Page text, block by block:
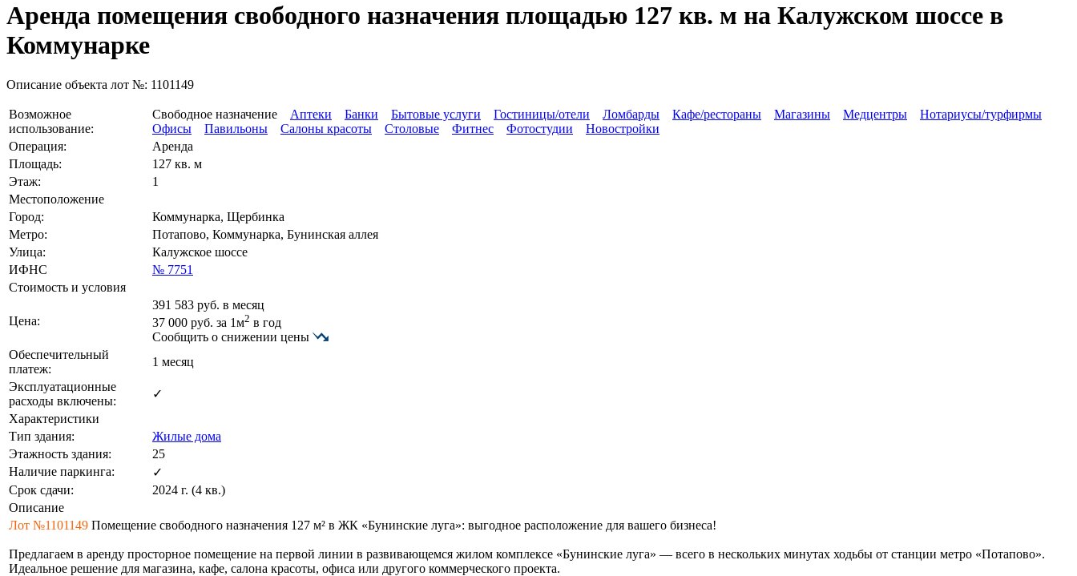
Аренда помещения свободного назначения площадью 127 кв. м на Калужском шоссе в
Коммунарке
Описание объекта лот №: 1101149
Возможное
использование:
Свободное назначение Аптеки Банки Бытовые услуги Гостиницы/отели Ломбарды Кафе/рестораны Магазины Медцентры
Нотариусы/турфирмы
Офисы
Павильоны Салоны красоты Столовые Фитнес Фотостудии
Новостройки
Операция:
Аренда
Площадь:
127 кв. м
Этаж:
1
Местоположение
Город:
Коммунарка, Щербинка
Метро:
Потапово, Коммунарка, Бунинская аллея
Улица:
Калужское шоссе
ИФНС
№ 7751
Стоимость и условия
Цена:
391 583 руб. в месяц
37 000 руб. за 1м2 в год
Сообщить о снижении цены
Обеспечительный
платеж:
1 месяц
Эксплуатационные
расходы включены:
✓
Характеристики
Тип здания:
Жилые дома
Этажность здания:
25
Наличие паркинга:
✓
Срок сдачи:
2024 г. (4 кв.)
Описание
Лот №1101149 Помещение свободного назначения 127 м² в ЖК «Бунинские луга»: выгодное расположение для вашего бизнеса!
Предлагаем в аренду просторное помещение на первой линии в развивающемся жилом комплексе «Бунинские луга» — всего в нескольких минутах ходьбы от станции метро «Потапово».
Идеальное решение для магазина, кафе, салона красоты, офиса или другого коммерческого проекта.